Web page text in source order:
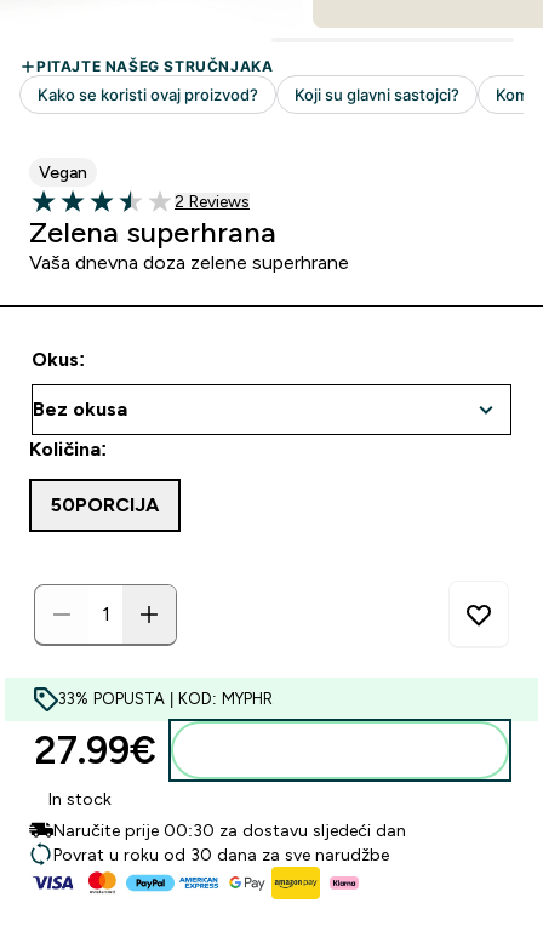
Vegan
3.5 out of 5 stars
2 customer reviews
2 Reviews
Zelena superhrana
Vaša dnevna doza zelene superhrane
Okus:
Količina:
50PORCIJA
33% POPUSTA | KOD: MYPHR
27.99€‎
In stock
Naručite prije 00:30 za dostavu sljedeći dan
Povrat u roku od 30 dana za sve narudžbe